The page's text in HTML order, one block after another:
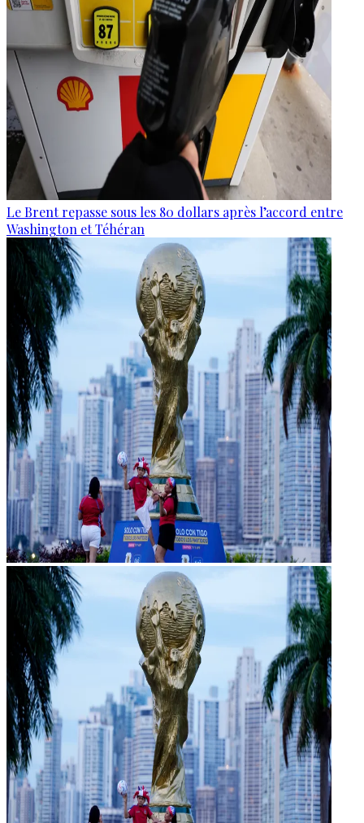
Le Brent repasse sous les 80 dollars après l’accord entre
Washington et Téhéran